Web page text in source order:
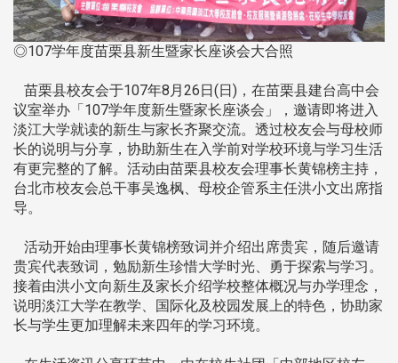
◎107学年度苗栗县新生暨家长座谈会大合照
苗栗县校友会于107年8月26日(日)，在苗栗县建台高中会
议室举办「107学年度新生暨家长座谈会」，邀请即将进入
淡江大学就读的新生与家长齐聚交流。透过校友会与母校师
长的说明与分享，协助新生在入学前对学校环境与学习生活
有更完整的了解。活动由苗栗县校友会理事长黄锦榜主持，
台北市校友会总干事吴逸枫、母校企管系主任洪小文出席指
导。
活动开始由理事长黄锦榜致词并介绍出席贵宾，随后邀请
贵宾代表致词，勉励新生珍惜大学时光、勇于探索与学习。
接着由洪小文向新生及家长介绍学校整体概况与办学理念，
说明淡江大学在教学、国际化及校园发展上的特色，协助家
长与学生更加理解未来四年的学习环境。